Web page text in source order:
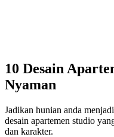
10 Desain
Nyaman
Jadikan hunian anda
desain apartemen studio
dan karakter.